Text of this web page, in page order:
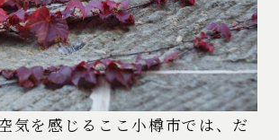
気を感じるここ小樽市では、だ